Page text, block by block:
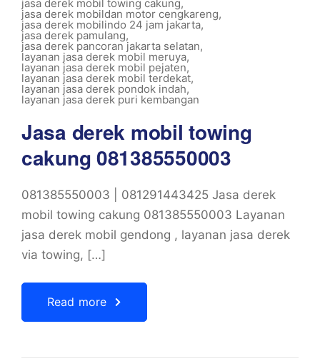
jasa derek mobil towing cakung,
jasa derek mobildan motor cengkareng,
jasa derek mobilindo 24 jam jakarta,
jasa derek pamulang,
jasa derek pancoran jakarta selatan,
layanan jasa derek mobil meruya,
layanan jasa derek mobil pejaten,
layanan jasa derek mobil terdekat,
layanan jasa derek pondok indah,
layanan jasa derek puri kembangan
Jasa derek mobil towing
cakung 081385550003
081385550003 | 081291443425 Jasa derek
mobil towing cakung 081385550003 Layanan
jasa derek mobil gendong , layanan jasa derek
via towing, […]
Read more